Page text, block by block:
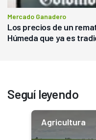
Mercado Ganadero
Los precios de un
Húmeda que ya es
Seguí leyendo
Agricultura